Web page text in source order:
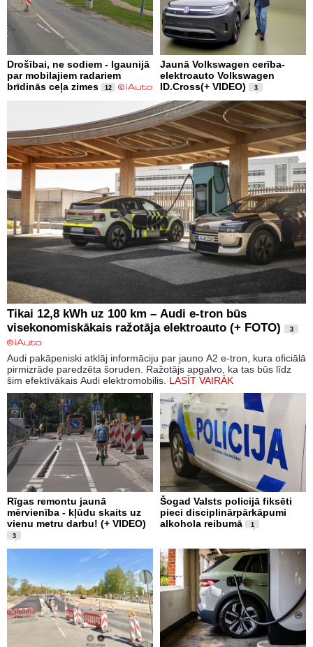
Drošībai, ne sodiem - Igaunijā
par mobilajiem radariem
brīdinās ceļa zimes
12
Jaunā Volkswagen cerība-
elektroauto Volkswagen
ID.Cross(+ VIDEO)
3
Tikai 12,8 kWh uz 100 km – Audi e-tron būs
visekonomiskākais ražotāja elektroauto (+ FOTO)
3
Audi pakāpeniski atklāj informāciju par jauno A2 e-tron, kura oficiālā
pirmizrāde paredzēta šoruden. Ražotājs apgalvo, ka tas būs līdz
šim efektīvākais Audi elektromobilis. LASĪT VAIRĀK
Rīgas remontu jaunā
mērvienība - kļūdu skaits uz
vienu metru darbu! (+ VIDEO)
3
Šogad Valsts policijā fiksēti
pieci disciplinārpārkāpumi
alkohola reibumā
1